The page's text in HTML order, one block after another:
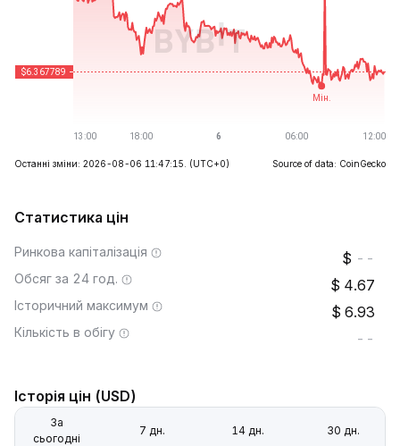
Останні зміни: 2026-08-06 11:47:15. (UTC+0) Source of data: CoinGecko
Статистика цін
Ринкова капіталізація --
Обсяг за 24 год. 4.67
Історичний максимум 6.93
Кількість в обігу --
Історія цін (USD)
За
сьогодні
7 дн. 14 дн. 30 дн.